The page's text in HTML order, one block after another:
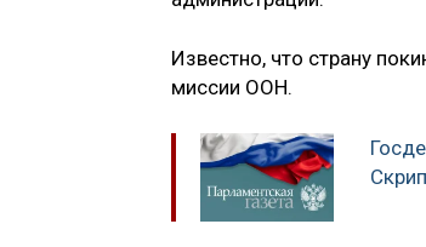
Известно, что страну
миссии ООН.